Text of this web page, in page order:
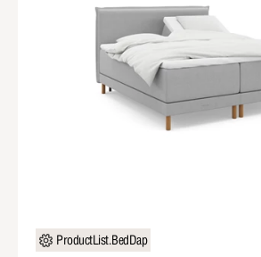
ProductList.BedDap